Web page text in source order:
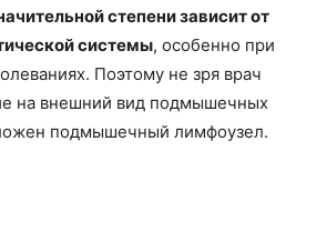
степени зависит от
системы, особенно при
Поэтому не зря врач
на внешний вид подмышечных
подмышечный лимфоузел.